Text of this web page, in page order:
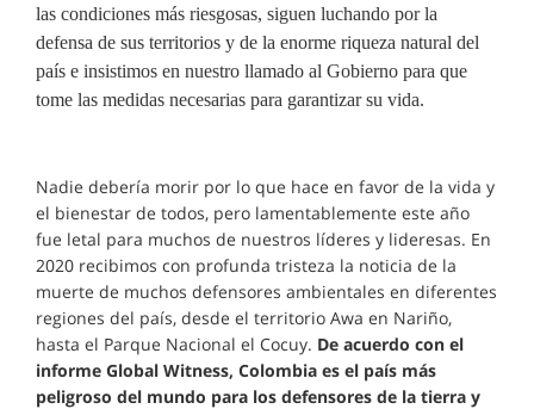
las condiciones más riesgosas, siguen luchando por la
defensa de sus territorios y de la enorme riqueza natural del
país e insistimos en nuestro llamado al Gobierno para que
tome las medidas necesarias para garantizar su vida.
Nadie debería morir por lo que hace en favor de la vida y
el bienestar de todos, pero lamentablemente este año
fue letal para muchos de nuestros líderes y lideresas. En
2020 recibimos con profunda tristeza la noticia de la
muerte de muchos defensores ambientales en diferentes
regiones del país, desde el territorio Awa en Nariño,
hasta el Parque Nacional el Cocuy. De acuerdo con el
informe Global Witness, Colombia es el país más
peligroso del mundo para los defensores de la tierra y